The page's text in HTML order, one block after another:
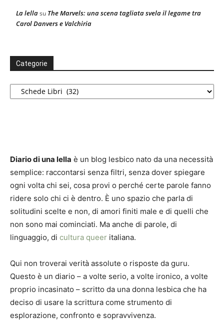
La lellasu The Marvels: una scena tagliata svela il legame tra
Carol Danvers e Valchiria
Categorie
Categorie
Diario di una lella è un blog lesbico nato da una necessità
semplice: raccontarsi senza filtri, senza dover spiegare
ogni volta chi sei, cosa provi o perché certe parole fanno
ridere solo chi ci è dentro. È uno spazio che parla di
solitudini scelte e non, di amori finiti male e di quelli che
non sono mai cominciati. Ma anche di parole, di
linguaggio, di cultura queer italiana.
Qui non troverai verità assolute o risposte da guru.
Questo è un diario – a volte serio, a volte ironico, a volte
proprio incasinato – scritto da una donna lesbica che ha
deciso di usare la scrittura come strumento di
esplorazione, confronto e sopravvivenza.